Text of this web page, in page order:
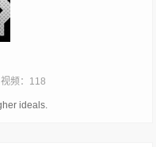
视频：118
ideals.